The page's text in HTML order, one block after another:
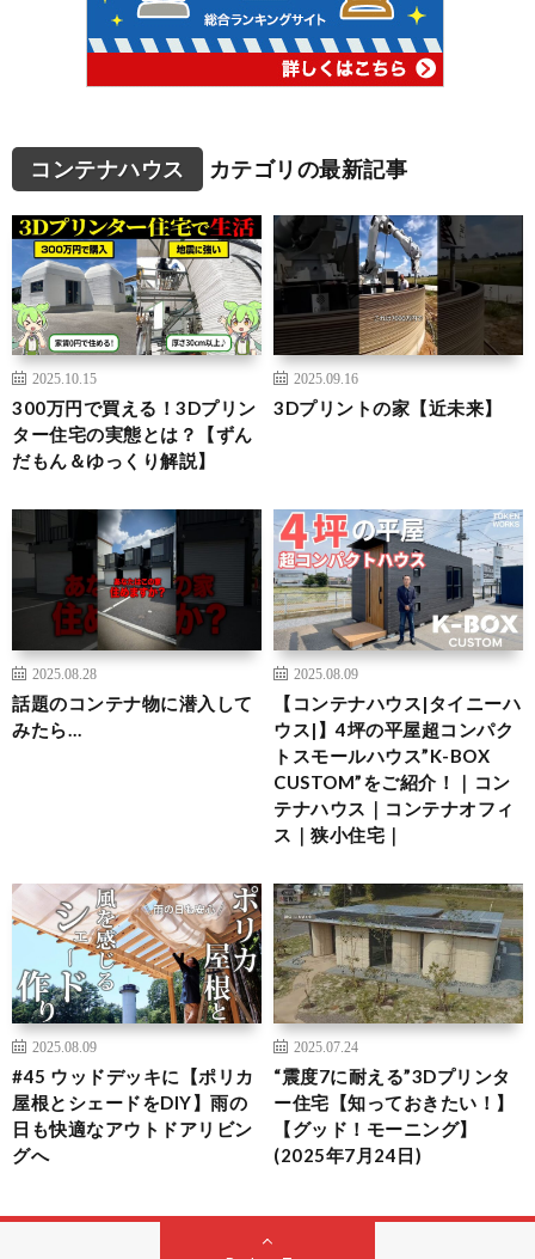
コンテナハウス カテゴリの最新記事
2025.10.15
300万円で買える！3Dプリン
ター住宅の実態とは？【ずん
だもん＆ゆっくり解説】
2025.09.16
3Dプリントの家【近未来】
2025.08.28
話題のコンテナ物に潜入して
みたら…
2025.08.09
【コンテナハウス|タイニーハ
ウス|】4坪の平屋超コンパク
トスモールハウス”K-BOX
CUSTOM”をご紹介！｜コン
テナハウス｜コンテナオフィ
ス｜狭小住宅｜
2025.08.09
#45 ウッドデッキに【ポリカ
屋根とシェードをDIY】雨の
日も快適なアウトドアリビン
グへ
2025.07.24
“震度7に耐える”3Dプリンタ
ー住宅【知っておきたい！】
【グッド！モーニング】
(2025年7月24日)